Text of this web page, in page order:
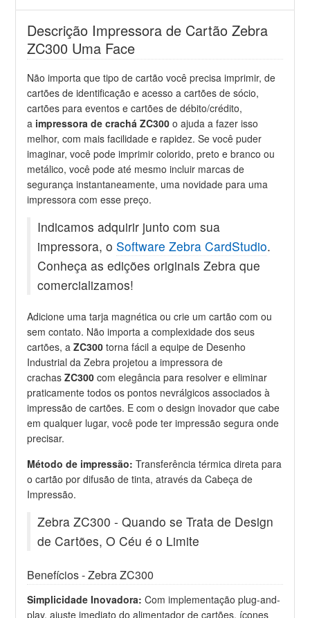
Descrição Impressora de Cartão Zebra
ZC300 Uma Face
Não importa que tipo de cartão você precisa imprimir, de
cartões de identificação e acesso a cartões de sócio,
cartões para eventos e cartões de débito/crédito,
a impressora de crachá ZC300 o ajuda a fazer isso
melhor, com mais facilidade e rapidez. Se você puder
imaginar, você pode imprimir colorido, preto e branco ou
metálico, você pode até mesmo incluir marcas de
segurança instantaneamente, uma novidade para uma
impressora com esse preço.
Indicamos adquirir junto com sua
impressora, o Software Zebra CardStudio.
Conheça as edições originais Zebra que
comercializamos!
Adicione uma tarja magnética ou crie um cartão com ou
sem contato. Não importa a complexidade dos seus
cartões, aZC300torna fácil a equipe de Desenho
Industrial da Zebra projetou a impressora de
crachasZC300 com elegância para resolver e eliminar
praticamente todos os pontos nevrálgicos associados à
impressão de cartões. E com o design inovador que cabe
em qualquer lugar, você pode ter impressão segura onde
precisar.
Método de impressão:Transferência térmica direta para
o cartão por difusão de tinta, através da Cabeça de
Impressão.
Zebra ZC300 - Quando se Trata de Design
de Cartões, O Céu é o Limite
Benefícios - Zebra ZC300
Simplicidade Inovadora: Com implementação plug-and-
play, ajuste imediato do alimentador de cartões, ícones